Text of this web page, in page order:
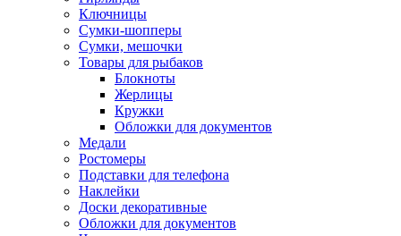
Ключницы
Сумки-шопперы
Сумки, мешочки
Товары для рыбаков
Блокноты
Жерлицы
Кружки
Обложки для документов
Медали
Ростомеры
Подставки для телефона
Наклейки
Доски декоративные
Обложки для документов